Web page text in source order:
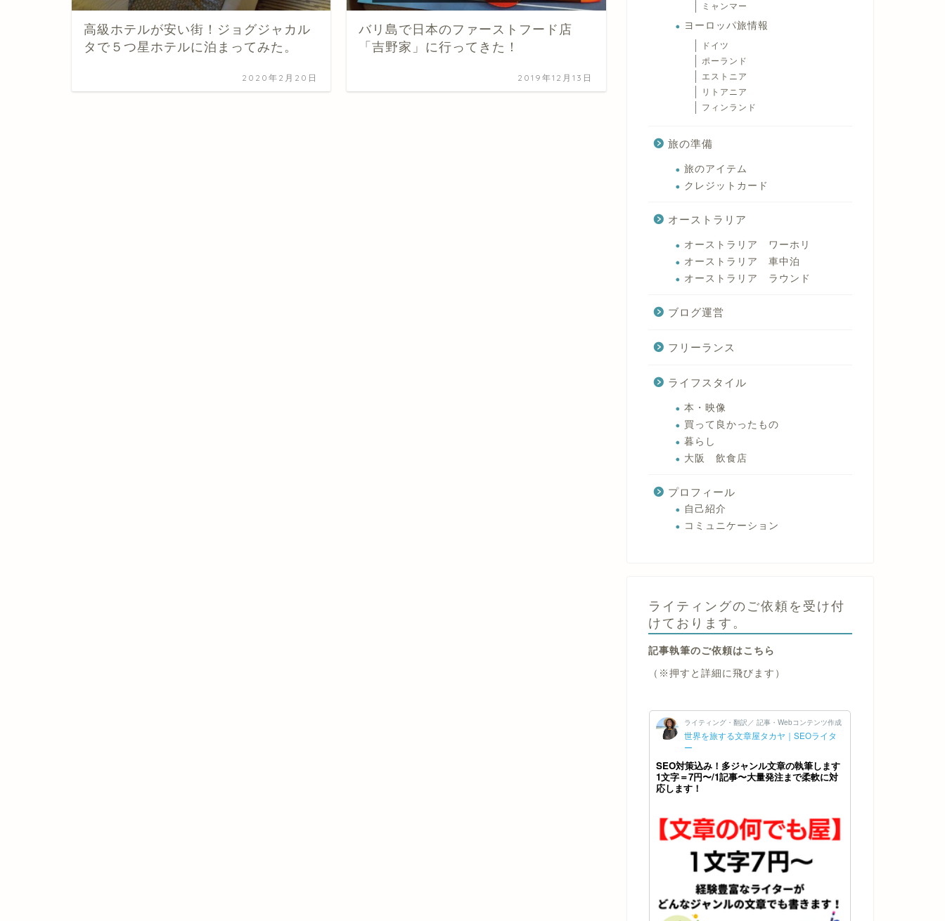
高級ホテルが安い街！ジョグジャカル
タで５つ星ホテルに泊まってみた。
2020年2月20日
バリ島で日本のファーストフード店
「吉野家」に行ってきた！
2019年12月13日
ミャンマー
ヨーロッパ旅情報
ドイツ
ポーランド
エストニア
リトアニア
フィンランド
旅の準備
旅のアイテム
クレジットカード
オーストラリア
オーストラリア ワーホリ
オーストラリア 車中泊
オーストラリア ラウンド
ブログ運営
フリーランス
ライフスタイル
本・映像
買って良かったもの
暮らし
大阪 飲食店
プロフィール
自己紹介
コミュニケーション
ライティングのご依頼を受け付
けております。
記事執筆のご依頼はこちら
（※押すと詳細に飛びます）